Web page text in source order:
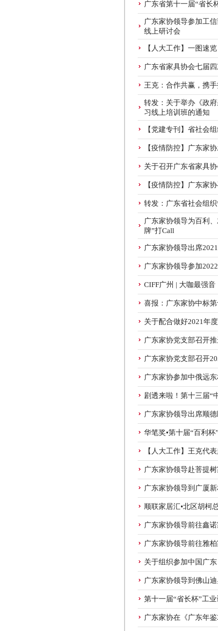
广东省第十一届“省长
广东家协领导参加工
线上研讨会
【人大工作】一图速
广东省家具协会七届
王克：合作共赢，携
转发：关于举办《政
习线上培训班的通知
【党建专刊】省社会
【疫情防控】广东家
关于召开广东省家具
【疫情防控】广东家
转发：广东省社会组
广东家协领导为百利
牌”打Call
广东家协领导出席
广东家协领导参加
CIFF广州 | 大咖最强
喜报：广东家协中标
关于配合做好2021年
广东家协党支部召开
广东家协党支部召开
广东家协参加中俄远
剧透来啦！第十三届“
广东家协领导出席顺
华笔奖•第十届“百利
【人大工作】王克代
广东家协领导赴菩提
广东家协领导到广厦
顺联家居汇•北区胡柯
广东家协领导前往鑫
广东家协领导前往雅
关于组织参加中国广
广东家协领导到佛山
第十一届“省长杯”工
广东家协在《广东年